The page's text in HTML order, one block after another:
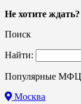
Не хотите
Поиск
Найти:
Популярные МФЦ
Москва